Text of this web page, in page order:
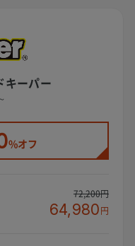
キーパー
%オフ
72,200円
64,980円